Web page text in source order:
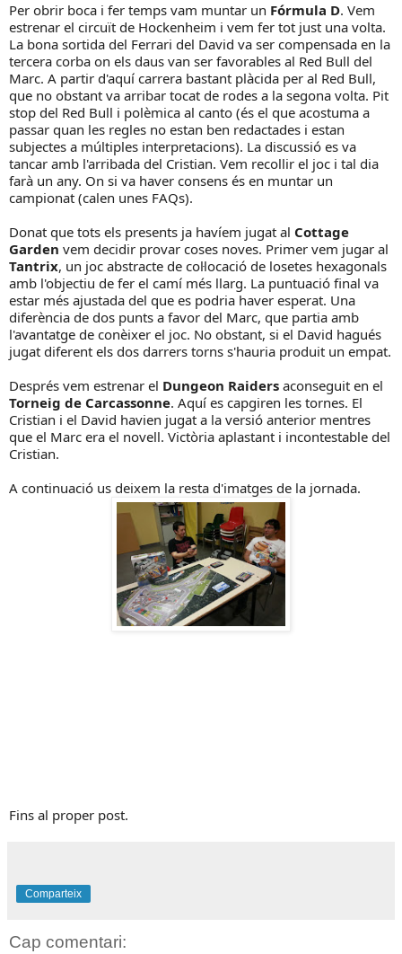
Per obrir boca i fer temps vam muntar un Fórmula D. Vem
estrenar el circuït de Hockenheim i vem fer tot just una volta.
La bona sortida del Ferrari del David va ser compensada en la
tercera corba on els daus van ser favorables al Red Bull del
Marc. A partir d'aquí carrera bastant plàcida per al Red Bull,
que no obstant va arribar tocat de rodes a la segona volta. Pit
stop del Red Bull i polèmica al canto (és el que acostuma a
passar quan les regles no estan ben redactades i estan
subjectes a múltiples interpretacions). La discussió es va
tancar amb l'arribada del Cristian. Vem recollir el joc i tal dia
farà un any. On si va haver consens és en muntar un
campionat (calen unes FAQs).
Donat que tots els presents ja havíem jugat al Cottage
Garden vem decidir provar coses noves. Primer vem jugar al
Tantrix, un joc abstracte de col·locació de losetes hexagonals
amb l'objectiu de fer el camí més llarg. La puntuació final va
estar més ajustada del que es podria haver esperat. Una
diferència de dos punts a favor del Marc, que partia amb
l'avantatge de conèixer el joc. No obstant, si el David hagués
jugat diferent els dos darrers torns s'hauria produit un empat.
Després vem estrenar el Dungeon Raiders aconseguit en el
Torneig de Carcassonne. Aquí es capgiren les tornes. El
Cristian i el David havien jugat a la versió anterior mentres
que el Marc era el novell. Victòria aplastant i incontestable del
Cristian.
A continuació us deixem la resta d'imatges de la jornada.
Fins al proper post.
Comparteix
Cap comentari: